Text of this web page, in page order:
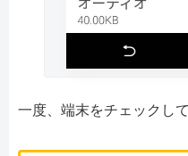
一度、端末をチェックし